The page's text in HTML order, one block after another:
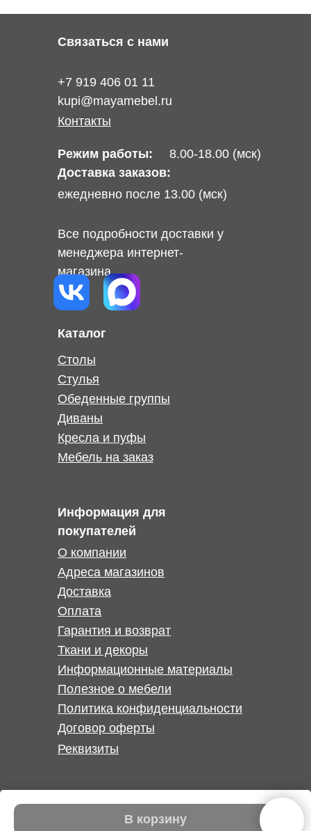
В корзину
Связаться с нами
Информация для
покупателей
Каталог
Режим работы:
Доставка заказов:
+7 919 406 01 11
kupi@mayamebel.ru
Все подробности доставки у
менеджера интернет-
магазина
ежедневно после 13.00 (мск)
8.00-18.00 (мск)
Обеденные группы
Мебель на заказ
Кресла и пуфы
Диваны
Стулья
Доставка
Ткани и декоры
Гарантия и возврат
Политика конфиденциальности
Реквизиты
Договор оферты
Полезное о мебели
Информационные материалы
Оплата
Адреса магазинов
О компании
Контакты
Столы